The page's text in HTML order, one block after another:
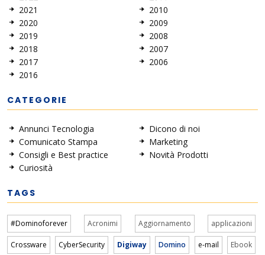
2021
2020
2019
2018
2017
2016
2010
2009
2008
2007
2006
CATEGORIE
Annunci Tecnologia
Comunicato Stampa
Consigli e Best practice
Curiosità
Dicono di noi
Marketing
Novità Prodotti
TAGS
#Dominoforever Acronimi Aggiornamento applicazioni
Crossware CyberSecurity Digiway Domino e-mail Ebook